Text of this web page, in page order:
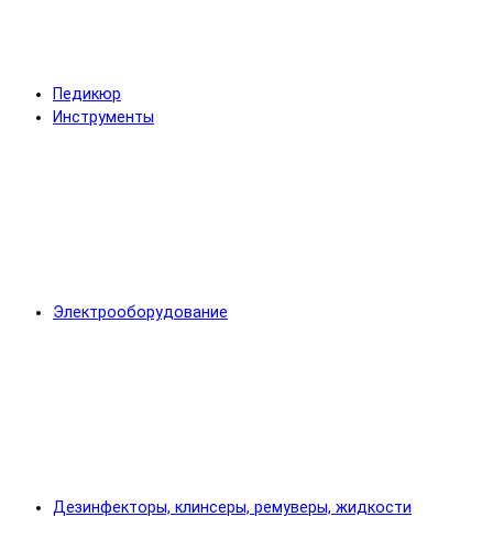
Педикюр
Инструменты
Электрооборудование
Дезинфекторы, клинсеры, ремуверы, жидкости